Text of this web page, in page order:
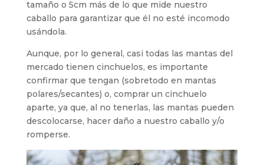
tamaño o 5cm más de lo que mide nuestro
caballo para garantizar que él no esté incomodo
usándola.
Aunque, por lo general, casi todas las mantas del
mercado tienen cinchuelos, es importante
confirmar que tengan (sobretodo en mantas
polares/secantes) o, comprar un cinchuelo
aparte, ya que, al no tenerlas, las mantas pueden
descolocarse, hacer daño a nuestro caballo y/o
romperse.